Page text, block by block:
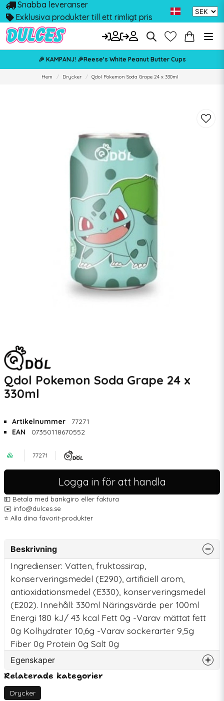
Snabba leveranser
Exklusiva produkter till ett rimligt pris
🎉 KAMPANJ! 🎉Reese's White Peanut Butter Cups
Hem Drycker Qdol Pokemon Soda Grape 24 x 330ml
Qdol Pokemon Soda Grape 24 x
330ml
Artikelnummer
77271
EAN
07350118670552
77271
Logga in för att handla
💵 Betala med bankgiro eller faktura
✉️ info@dulces.se
⭐️ Alla dina favorit-produkter
Beskrivning
Ingredienser: Vatten, fruktossirap,
konserveringsmedel (E290), artificiell arom,
antioxidationsmedel (E330), konserveringsmedel
(E202). Innehåll: 330ml Näringsvärde per 100ml
Energi 180 kJ/ 43 kcal Fett 0g -Varav mättat fett
0g Kolhydrater 10,6g -Varav sockerarter 9,5g
Fiber 0g Protein 0g Salt 0g
Egenskaper
Artikelnummer
EAN
Relaterade kategorier
Drycker